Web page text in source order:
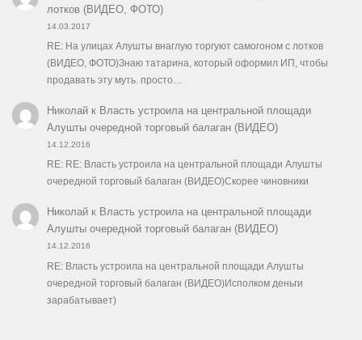
лотков (ВИДЕО, ФОТО)
14.03.2017
RE: На улицах Алушты внаглую торгуют самогоном с лотков
(ВИДЕО, ФОТО)Знаю татарина, который оформил ИП, чтобы
продавать эту муть. просто…
Николайк Власть устроила на центральной площади
Алушты очередной торговый балаган (ВИДЕО)
14.12.2016
RE: RE: Власть устроила на центральной площади Алушты
очередной торговый балаган (ВИДЕО)Скорее чиновники
Николайк Власть устроила на центральной площади
Алушты очередной торговый балаган (ВИДЕО)
14.12.2016
RE: Власть устроила на центральной площади Алушты
очередной торговый балаган (ВИДЕО)Исполком деньги
зарабатывает)